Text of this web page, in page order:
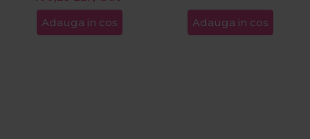
Adauga in cos Adauga in cos